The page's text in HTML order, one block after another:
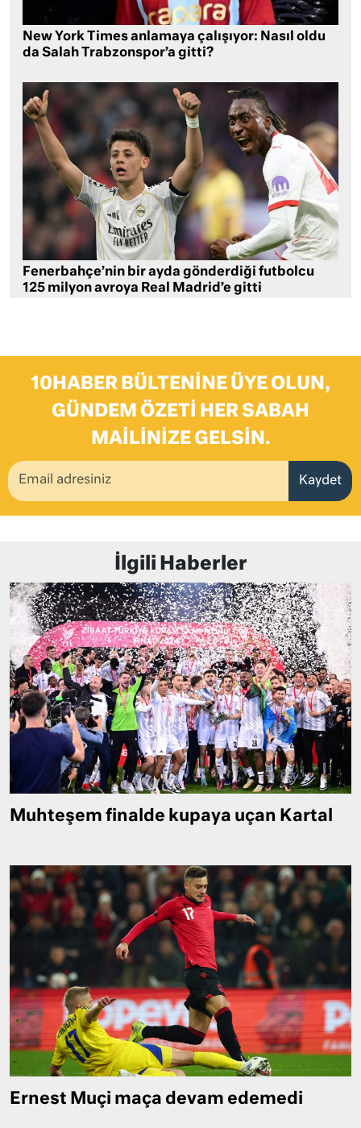
New York Times anlamaya çalışıyor: Nasıl oldu
da Salah Trabzonspor’a gitti?
Fenerbahçe’nin bir ayda gönderdiği futbolcu
125 milyon avroya Real Madrid’e gitti
10HABER BÜLTENINE ÜYE OLUN,
GÜNDEM ÖZETI HER SABAH
MAILINIZE GELSIN.
Kaydet
İlgili Haberler
Muhteşem finalde kupaya uçan Kartal
Ernest Muçi maça devam edemedi